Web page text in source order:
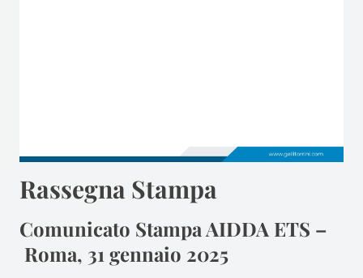
Rassegna Stampa
Comunicato Stampa AIDDA ETS –
Roma, 31 gennaio 2025